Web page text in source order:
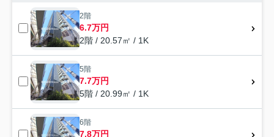
2階
6.7万円
2階 / 20.57㎡ / 1K
5階
7.7万円
5階 / 20.99㎡ / 1K
6階
7.8万円